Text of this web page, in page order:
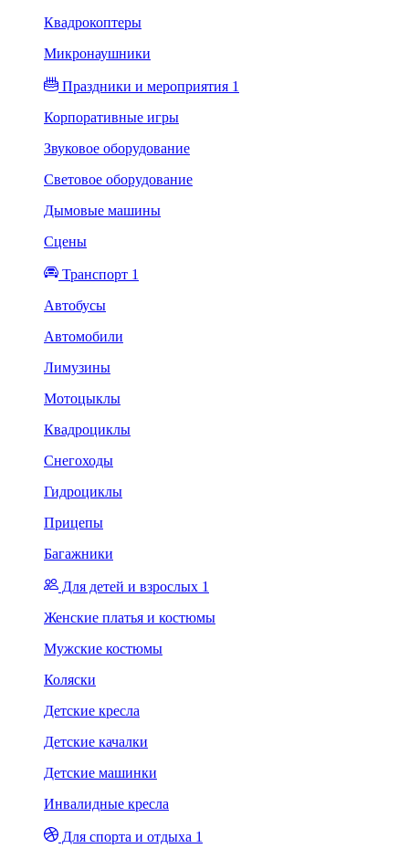
Квадрокоптеры
Микронаушники
Праздники и мероприятия 1
Корпоративные игры
Звуковое оборудование
Световое оборудование
Дымовые машины
Сцены
Транспорт 1
Автобусы
Автомобили
Лимузины
Мотоцыклы
Квадроциклы
Снегоходы
Гидроциклы
Прицепы
Багажники
Для детей и взрослых 1
Женские платья и костюмы
Мужские костюмы
Коляски
Детские кресла
Детские качалки
Детские машинки
Инвалидные кресла
Для спорта и отдыха 1